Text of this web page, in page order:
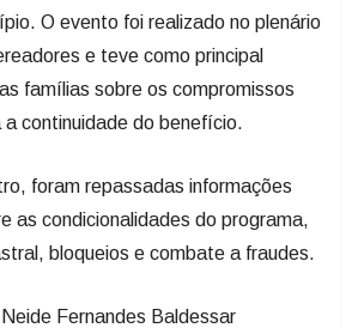
O evento foi realizado no plenário
e teve como principal
famílias sobre os compromissos
continuidade do benefício.
foram repassadas informações
as condicionalidades do programa,
bloqueios e combate a fraudes.
Fernandes Baldessar